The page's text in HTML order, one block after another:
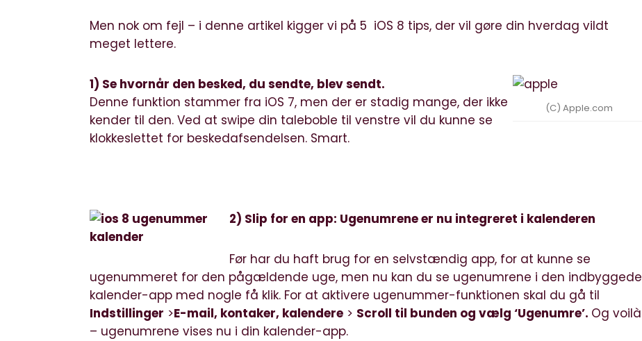
Men nok om fejl – i denne artikel kigger vi på 5 iOS 8 tips, der vil gøre din hverdag vildt
meget lettere.
(C) Apple.com
1) Se hvornår den besked, du sendte, blev sendt.
Denne funktion stammer fra iOS 7, men der er stadig mange, der ikke
kender til den. Ved at swipe din taleboble til venstre vil du kunne se
klokkeslettet for beskedafsendelsen. Smart.
2) Slip for en app: Ugenumrene er nu integreret i kalenderen
Før har du haft brug for en selvstændig app, for at kunne se
ugenummeret for den pågældende uge, men nu kan du se ugenumrene i den indbyggede
kalender-app med nogle få klik. For at aktivere ugenummer-funktionen skal du gå til
Indstillinger >E-mail, kontaker, kalendere > Scroll til bunden og vælg ‘Ugenumre’. Og voilà
– ugenumrene vises nu i din kalender-app.